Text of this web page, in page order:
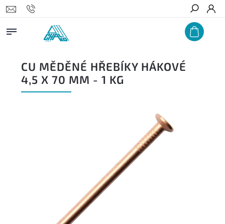
Hledat
CU MĚDĚNÉ HŘEBÍKY HÁKOVÉ
4,5 X 70 MM - 1 KG